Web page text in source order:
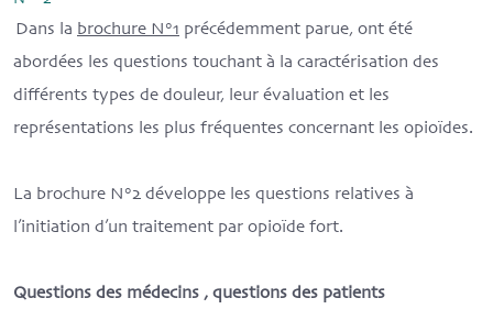
Dans la brochure N°1 précédemment parue, ont été
abordées les questions touchant à la caractérisation des
différents types de douleur, leur évaluation et les
représentations les plus fréquentes concernant les opioïdes.
La brochure N°2 développe les questions relatives à
l’initiation d’un traitement par opioïde fort.
Questions des médecins , questions des patients